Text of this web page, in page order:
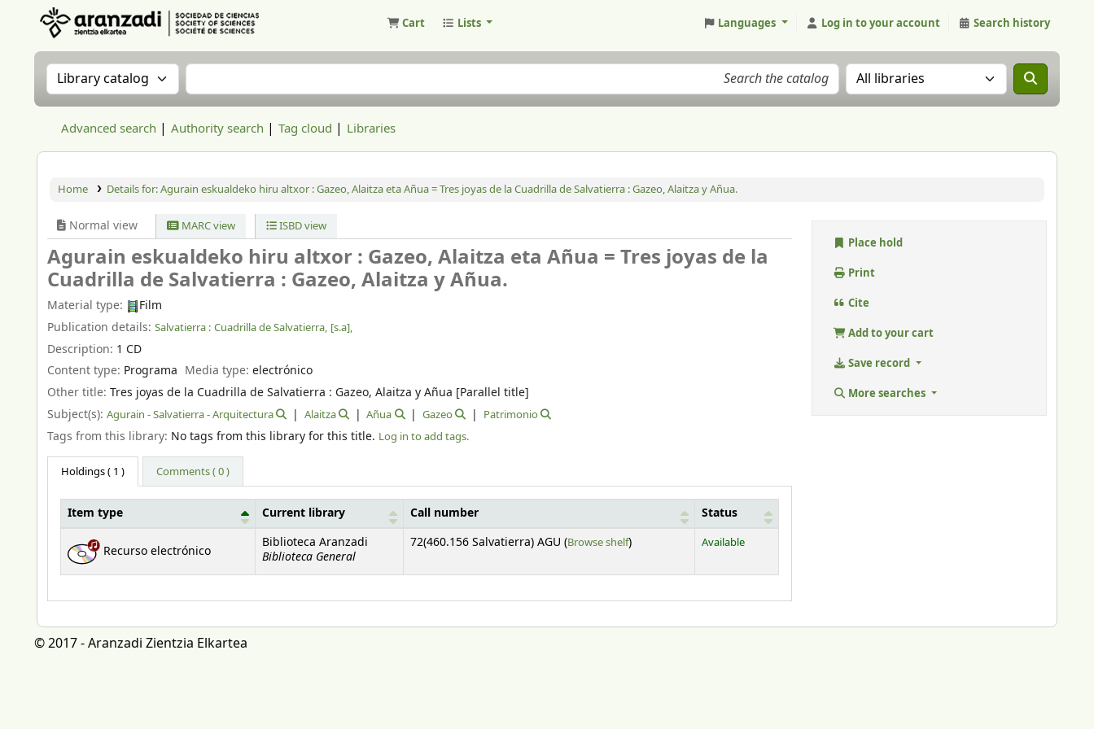
Cart Lists Languages Log in to your account Search history
Search the catalog by:Search the catalog Search the catalog in:
Advanced search Authority search Tag cloud Libraries
Home Details for:Agurain eskualdeko hiru altxor : Gazeo, Alaitza eta Añua = Tres joyas de la Cuadrilla de Salvatierra : Gazeo, Alaitza y Añua.
Normal view MARC view ISBD view
Agurain eskualdeko hiru altxor : Gazeo, Alaitza eta Añua = Tres joyas de la
Cuadrilla de Salvatierra : Gazeo, Alaitza y Añua.
Material type:
Film
Publication details: Salvatierra : Cuadrilla de Salvatierra, [s.a],
Description: 1 CD
Content type: Programa Media type:electrónico
Other title: Tres joyas de la Cuadrilla de Salvatierra : Gazeo, Alaitza y Añua [Parallel title]
Subject(s): Agurain - Salvatierra - Arquitectura Alaitza Añua Gazeo Patrimonio
Tags from this library: No tags from this library for this title. Log in to add tags.
Holdings( 1 ) Comments ( 0 )
Holdings
Item type Current library Call number Status
Recurso electrónico
Biblioteca Aranzadi
Biblioteca General
72(460.156 Salvatierra) AGU (Browse shelf(Opens below)
) Available
Place hold
Print
Cite
Add to your cart
Save record
More searches
© 2017 - Aranzadi Zientzia Elkartea